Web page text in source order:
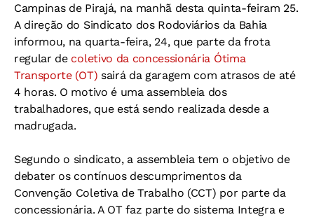
Campinas de Pirajá, na manhã desta quinta-feiram 25.
A direção do Sindicato dos Rodoviários da Bahia
informou, na quarta-feira, 24, que parte da frota
regular de coletivo da concessionária Ótima
Transporte (OT) sairá da garagem com atrasos de até
4 horas. O motivo é uma assembleia dos
trabalhadores, que está sendo realizada desde a
madrugada.
Segundo o sindicato, a assembleia tem o objetivo de
debater os contínuos descumprimentos da
Convenção Coletiva de Trabalho (CCT) por parte da
concessionária. A OT faz parte do sistema Integra e